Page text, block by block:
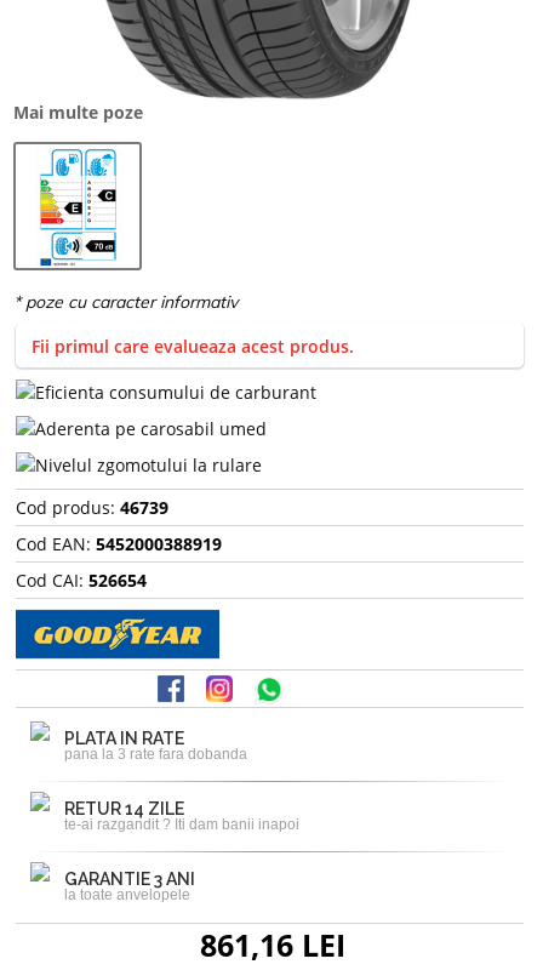
Mai multe poze
Fii primul care evalueaza acest produs.
Cod produs: 46739
Cod EAN: 5452000388919
Cod CAI: 526654
PLATA IN RATE
pana la 3 rate fara dobanda
RETUR 14 ZILE
te-ai razgandit ? Iti dam banii inapoi
GARANTIE 3 ANI
la toate anvelopele
861,16 LEI